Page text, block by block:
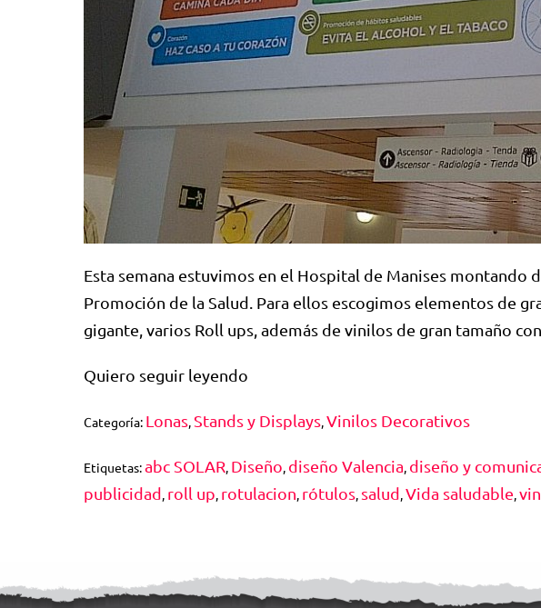
Esta semana estuvimos en el Hospital de Manises
Promoción de la Salud. Para ellos escogimos elementos de
gigante, varios Roll ups, además de vinilos de gran tamaño
Quiero seguir leyendo
Categoría: Lonas, Stands y Displays,Vinilos Decorativos
Etiquetas:abc SOLAR, Diseño, diseño Valencia, diseño y
publicidad, roll up, rotulacion, rótulos, salud,Vida saludable,